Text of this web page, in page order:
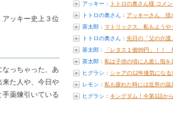
ッキー史上３位
っちゃった、あ
来た人や、今日や
薬煉引いている
とて...
アッキー：
トトロの奥さん様 コメ
う...
トトロの奥さん： アッキーさん 排
お話 大...
茶太郎： マトリックス、私もようや
た！...
トトロの奥さん： 先日の「父の介
した。 ...
茶太郎：
「レタス１個99円」！！
茶太郎： 私は子供の頃に人差し指を
ヒグラシ： シャアの12年後気になる!
レモン： 私も疲れた時には近所の温
ぼ...
ヒグラシ： キングダム！今第1話か